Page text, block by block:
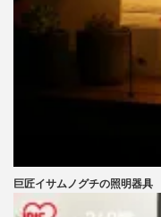
巨匠イサムノグチの照明器